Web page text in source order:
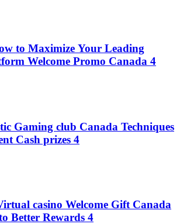
to Maximize Your Leading
Welcome Promo Canada 4
Gaming club Canada Techniques
Cash prizes 4
casino Welcome Gift Canada
Better Rewards 4